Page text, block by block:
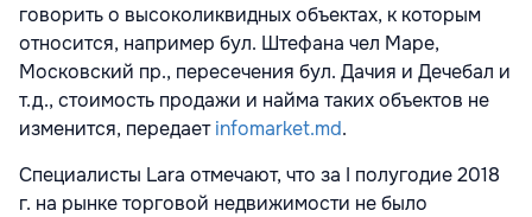
говорить о высоколиквидных объектах, к которым
относится, например бул. Штефана чел Маре,
Московский пр., пересечения бул. Дачия и Дечебал и
т.д., стоимость продажи и найма таких объектов не
изменится, передаетinfomarket.md.
Специалисты Lara отмечают, что за I полугодие 2018
г. на рынке торговой недвижимости не было